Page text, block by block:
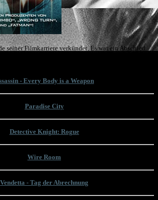
seiner Filmkarriere verkündet. Es war ein Abschied
- Every Body is a Weapon
Paradise City
Detective Knight: Rogue
Wire Room
Vendetta - Tag der Abrechnung